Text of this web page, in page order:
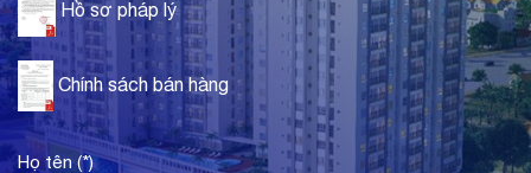
Hồ sơ pháp lý
Chính sách bán hàng